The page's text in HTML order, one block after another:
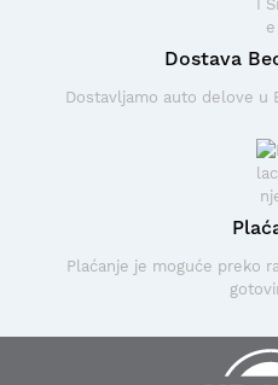
Dostava
Dostavljamo auto delove u
Plaćanje je moguće preko